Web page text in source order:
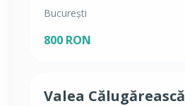
București
800 RON
Valea Călugărească